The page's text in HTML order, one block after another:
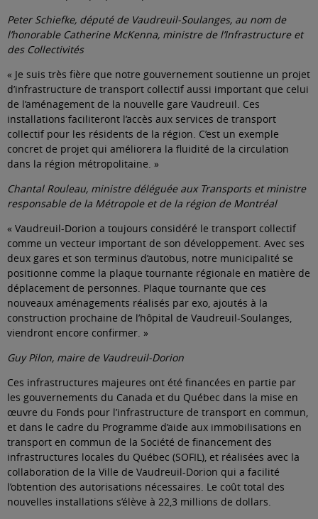
Peter Schiefke, député de Vaudreuil-Soulanges, au nom de
l’honorable Catherine McKenna, ministre de l’Infrastructure et
des Collectivités
« Je suis très fière que notre gouvernement soutienne un projet
d’infrastructure de transport collectif aussi important que celui
de l’aménagement de la nouvelle gare Vaudreuil. Ces
installations faciliteront l’accès aux services de transport
collectif pour les résidents de la région. C’est un exemple
concret de projet qui améliorera la fluidité de la circulation
dans la région métropolitaine. »
Chantal Rouleau, ministre déléguée aux Transports et ministre
responsable de la Métropole et de la région de Montréal
« Vaudreuil-Dorion a toujours considéré le transport collectif
comme un vecteur important de son développement. Avec ses
deux gares et son terminus d’autobus, notre municipalité se
positionne comme la plaque tournante régionale en matière de
déplacement de personnes. Plaque tournante que ces
nouveaux aménagements réalisés par exo, ajoutés à la
construction prochaine de l’hôpital de Vaudreuil-Soulanges,
viendront encore confirmer. »
Guy Pilon, maire de Vaudreuil-Dorion
Ces infrastructures majeures ont été financées en partie par
les gouvernements du Canada et du Québec dans la mise en
œuvre du Fonds pour l’infrastructure de transport en commun,
et dans le cadre du Programme d’aide aux immobilisations en
transport en commun de la Société de financement des
infrastructures locales du Québec (SOFIL), et réalisées avec la
collaboration de la Ville de Vaudreuil-Dorion qui a facilité
l’obtention des autorisations nécessaires. Le coût total des
nouvelles installations s’élève à 22,3 millions de dollars.